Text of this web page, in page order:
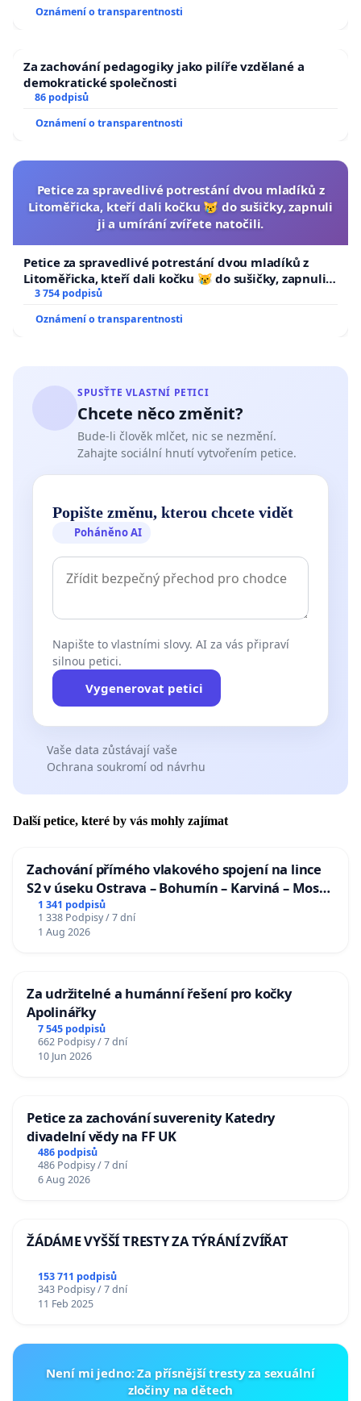
Oznámení o transparentnosti
Za zachování pedagogiky jako pilíře vzdělané a
demokratické společnosti
86 podpisů
Oznámení o transparentnosti
Petice za spravedlivé potrestání dvou mladíků z
Litoměřicka, kteří dali kočku 😿 do sušičky, zapnuli
ji a umírání zvířete natočili.
Petice za spravedlivé potrestání dvou mladíků z
Litoměřicka, kteří dali kočku 😿 do sušičky, zapnuli ji
a umírání zvířete natočili.
3 754 podpisů
Oznámení o transparentnosti
SPUSŤTE VLASTNÍ PETICI
Chcete něco změnit?
Bude-li člověk mlčet, nic se nezmění.
Zahajte sociální hnutí vytvořením petice.
Popište změnu, kterou chcete vidět
Poháněno AI
Napište to vlastními slovy. AI za vás připraví
silnou petici.
Vygenerovat petici
Vaše data zůstávají vaše
Ochrana soukromí od návrhu
Další petice, které by vás mohly zajímat
Zachování přímého vlakového spojení na lince
S2 v úseku Ostrava – Bohumín – Karviná – Mosty
u Jablunkova
1 341 podpisů
1 338 Podpisy / 7 dní
1 Aug 2026
Za udržitelné a humánní řešení pro kočky
Apolinářky
7 545 podpisů
662 Podpisy / 7 dní
10 Jun 2026
Petice za zachování suverenity Katedry
divadelní vědy na FF UK
486 podpisů
486 Podpisy / 7 dní
6 Aug 2026
ŽÁDÁME VYŠŠÍ TRESTY ZA TÝRÁNÍ ZVÍŘAT
153 711 podpisů
343 Podpisy / 7 dní
11 Feb 2025
Není mi jedno: Za přísnější tresty za sexuální
zločiny na dětech